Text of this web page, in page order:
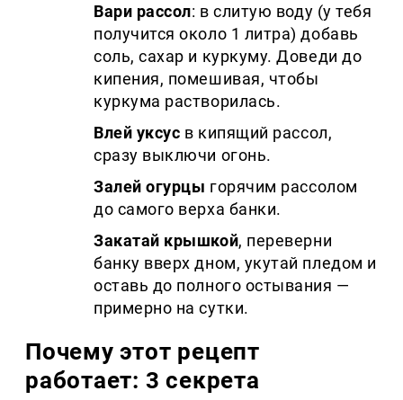
Вари рассол: в слитую воду (у тебя
получится около 1 литра) добавь
соль, сахар и куркуму. Доведи до
кипения, помешивая, чтобы
куркума растворилась.
Влей уксус в кипящий рассол,
сразу выключи огонь.
Залей огурцы горячим рассолом
до самого верха банки.
Закатай крышкой, переверни
банку вверх дном, укутай пледом и
оставь до полного остывания —
примерно на сутки.
Почему этот рецепт
работает: 3 секрета